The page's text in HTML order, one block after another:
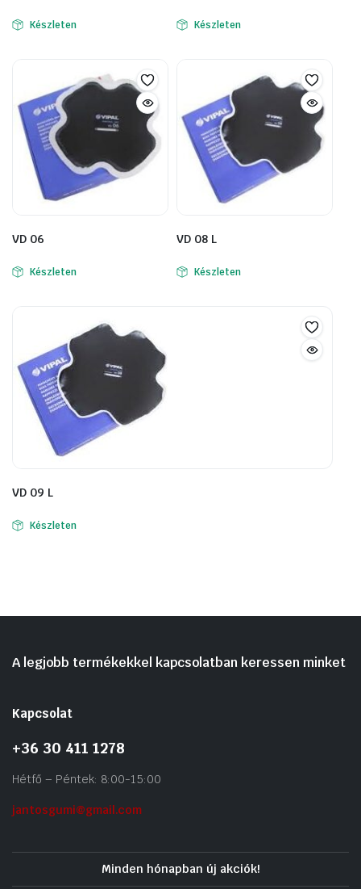
Készleten Készleten
VD 06
Készleten
VD 08 L
Készleten
VD 09 L
Készleten
A legjobb termékekkel kapcsolatban keressen minket
Kapcsolat
+36 30 411 1278
Hétfő – Péntek: 8:00-15:00
jantosgumi@gmail.com
Minden hónapban új akciók!